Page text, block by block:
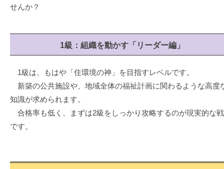
せんか？
1級：組織を動かす「リーダー編」
1級は、もはや「住環境の神」を目指すレベルです。
新築の公共施設や、地域全体の福祉計画に関わるような高度
知識が求められます。
合格率も低く、まずは2級をしっかり攻略するのが現実的な
です。